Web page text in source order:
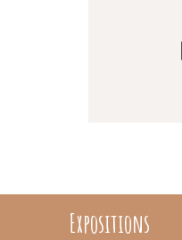
Expositions